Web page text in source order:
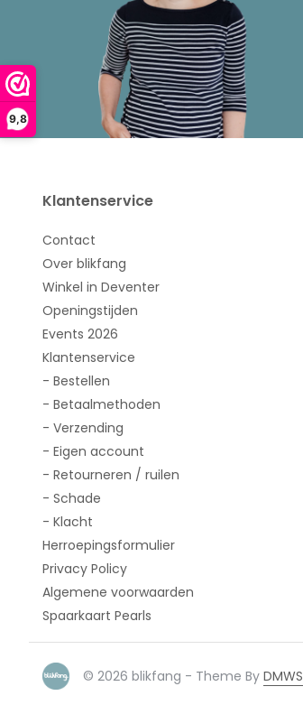
9,8
Klantenservice
Contact
Over blikfang
Winkel in Deventer
Openingstijden
Events 2026
Klantenservice
- Bestellen
- Betaalmethoden
- Verzending
- Eigen account
- Retourneren / ruilen
- Schade
- Klacht
Herroepingsformulier
Privacy Policy
Algemene voorwaarden
Spaarkaart Pearls
© 2026 blikfang - Theme By DMWS